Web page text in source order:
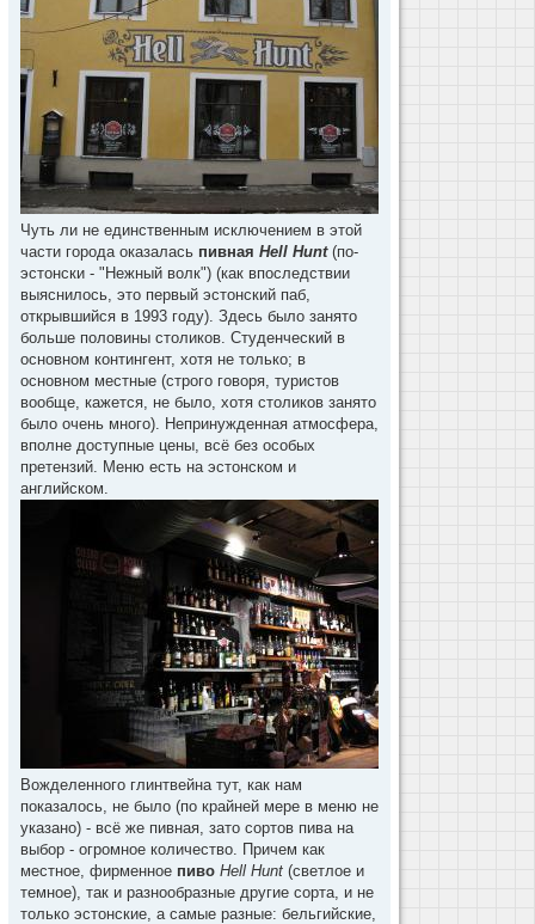
Чуть ли не единственным исключением в этой
части города оказалась пивная Hell Hunt(по-
эстонски - "Нежный волк") (как впоследствии
выяснилось, это первый эстонский паб,
открывшийся в 1993 году). Здесь было занято
больше половины столиков. Студенческий в
основном контингент, хотя не только; в
основном местные (строго говоря, туристов
вообще, кажется, не было, хотя столиков занято
было очень много). Непринужденная атмосфера,
вполне доступные цены, всё без особых
претензий. Меню есть на эстонском и
английском.
Вожделенного глинтвейна тут, как нам
показалось, не было (по крайней мере в меню не
указано) - всё же пивная, зато сортов пива на
выбор - огромное количество. Причем как
местное, фирменное пиво Hell Hunt (светлое и
темное), так и разнообразные другие сорта, и не
только эстонские, а самые разные: бельгийские,